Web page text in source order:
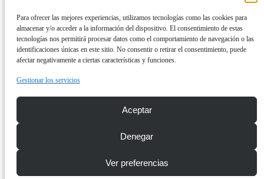
Para ofrecer las mejores experiencias, utilizamos tecnologías como las cookies para
almacenar y/o acceder a la información del dispositivo. El consentimiento de estas
tecnologías nos permitirá procesar datos como el comportamiento de navegación o las
identificaciones únicas en este sitio. No consentir o retirar el consentimiento, puede
afectar negativamente a ciertas características y funciones.
Gestionar los servicios
Aceptar
Denegar
Ver preferencias
ÍNDICE
Tienda
Personaliza
Contacto
INFORMACIÓN
Descarga dossier